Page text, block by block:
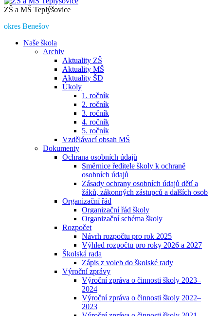
ZŠ a MŠ Teplýšovice
okres Benešov
Naše škola
Archiv
Aktuality ZŠ
Aktuality MŠ
Aktuality ŠD
Úkoly
1. ročník
2. ročník
3. ročník
4. ročník
5. ročník
Vzdělávací obsah MŠ
Dokumenty
Ochrana osobních údajů
Směrnice ředitele školy k ochraně
osobních údajů
Zásady ochrany osobních údajů dětí a
žáků, zákonných zástupců a dalších osob
Organizační řád
Organizační řád školy
Organizační schéma školy
Rozpočet
Návrh rozpočtu pro rok 2025
Výhled rozpočtu pro roky 2026 a 2027
Školská rada
Zápis z voleb do školské rady
Výroční zprávy
Výroční zpráva o činnosti školy 2023–
2024
Výroční zpráva o činnosti školy 2022–
2023